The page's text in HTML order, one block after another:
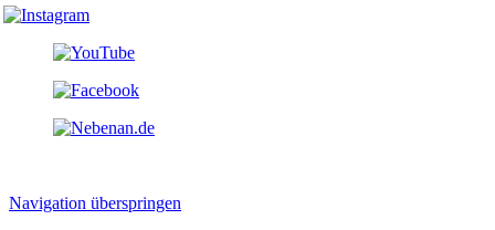
Navigation überspringen